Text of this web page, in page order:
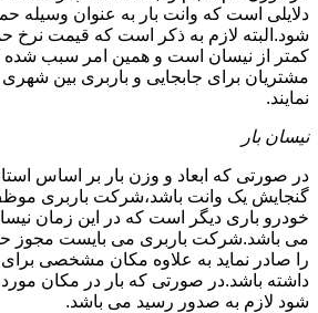
دلایلی است که وانت بار به عنوان وسیله
شود.البته لازم به ذکر است که قیمت نرخ
کمتر از نیسان است و همین امر سبب شده
مشتریان برای جابجایی و باربری بین شهری
نمایند.
نیسان بار
در صورتی که ابعاد و وزن بار بر اساس
گنجایش یک وانت باشد،شرکت باربری
خودرو باری دیگر است که در این زمان
می باشد.شرکت باربری می بایست مجوز
را صادر نماید به علاوه مکان مشخصی برای
داشته باشد.در صورتی که بار در مکان
شود لازم به صدور رسید می باشد.